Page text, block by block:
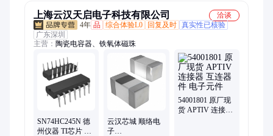
上海云汉天启电子科技有限公司
洽谈
4年 品 综合体验L0 回复及时 真实性已核验
广东深圳
主营： 陶瓷电容器、铁氧体磁珠
SN74HC245N 德
州仪器 TI芯片 缓
云汉芯城 顺络电
子
54001801 原厂现
货 APTIV 连接器